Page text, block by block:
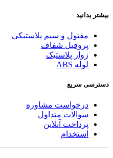
بیشتر بدانید
مفتول و سیم پلاستیکی
پروفیل شفاف
زوار پلاستیک
لوله ABS
دسترسی سریع
درخواست مشاوره
سوالات متداول
پرداخت آنلاین
استخدام